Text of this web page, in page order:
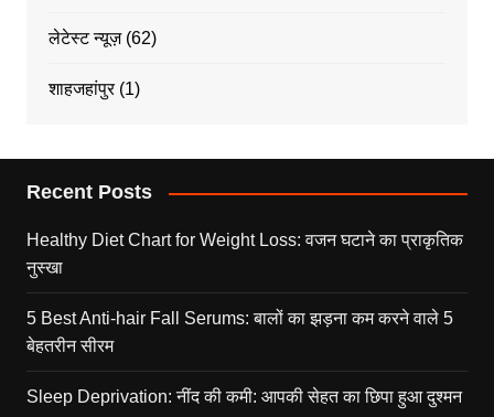
लेटेस्ट न्यूज़(62)
शाहजहांपुर(1)
Recent Posts
Healthy Diet Chart for Weight Loss: वजन घटाने का प्राकृतिक
नुस्खा
5 Best Anti-hair Fall Serums: बालों का झड़ना कम करने वाले 5
बेहतरीन सीरम
Sleep Deprivation: नींद की कमी: आपकी सेहत का छिपा हुआ दुश्मन